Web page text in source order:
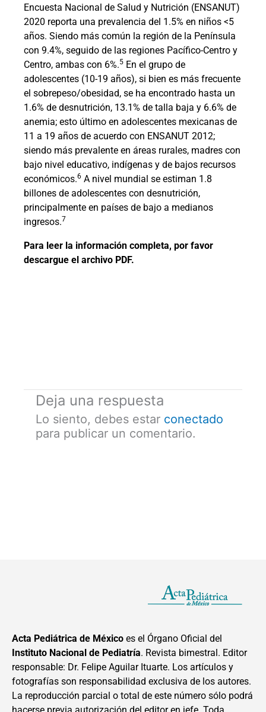
Encuesta Nacional de Salud y Nutrición (ENSANUT)
2020 reporta una prevalencia del 1.5% en niños <5
años. Siendo más común la región de la Península
con 9.4%, seguido de las regiones Pacífico-Centro y
Centro, ambas con 6%.5 En el grupo de
adolescentes (10-19 años), si bien es más frecuente
el sobrepeso/obesidad, se ha encontrado hasta un
1.6% de desnutrición, 13.1% de talla baja y 6.6% de
anemia; esto último en adolescentes mexicanas de
11 a 19 años de acuerdo con ENSANUT 2012;
siendo más prevalente en áreas rurales, madres con
bajo nivel educativo, indígenas y de bajos recursos
económicos.6 A nivel mundial se estiman 1.8
billones de adolescentes con desnutrición,
principalmente en países de bajo a medianos
ingresos.7
Para leer la información completa, por favor
descargue el archivo PDF.
Deja una respuesta
Lo siento, debes estar conectado
para publicar un comentario.
Acta Pediátrica de México es el Órgano Oficial del
Instituto Nacional de Pediatría. Revista bimestral. Editor
responsable: Dr. Felipe Aguilar Ituarte. Los artículos y
fotografías son responsabilidad exclusiva de los autores.
La reproducción parcial o total de este número sólo podrá